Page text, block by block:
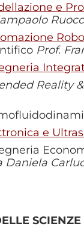
e
Prof.
Reality
e
Daniela
SCIENZE